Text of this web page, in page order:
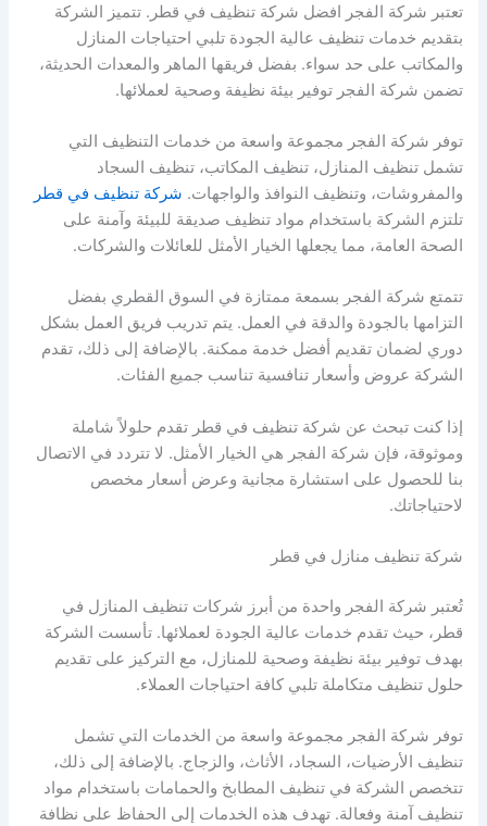
تعتبر شركة الفجر افضل شركة تنظيف في قطر. تتميز الشركة
بتقديم خدمات تنظيف عالية الجودة تلبي احتياجات المنازل
والمكاتب على حد سواء. بفضل فريقها الماهر والمعدات الحديثة،
تضمن شركة الفجر توفير بيئة نظيفة وصحية لعملائها.
توفر شركة الفجر مجموعة واسعة من خدمات التنظيف التي
تشمل تنظيف المنازل، تنظيف المكاتب، تنظيف السجاد
والمفروشات، وتنظيف النوافذ والواجهات. شركة تنظيف في قطر
تلتزم الشركة باستخدام مواد تنظيف صديقة للبيئة وآمنة على
الصحة العامة، مما يجعلها الخيار الأمثل للعائلات والشركات.
تتمتع شركة الفجر بسمعة ممتازة في السوق القطري بفضل
التزامها بالجودة والدقة في العمل. يتم تدريب فريق العمل بشكل
دوري لضمان تقديم أفضل خدمة ممكنة. بالإضافة إلى ذلك، تقدم
الشركة عروض وأسعار تنافسية تناسب جميع الفئات.
إذا كنت تبحث عن شركة تنظيف في قطر تقدم حلولاً شاملة
وموثوقة، فإن شركة الفجر هي الخيار الأمثل. لا تتردد في الاتصال
بنا للحصول على استشارة مجانية وعرض أسعار مخصص
لاحتياجاتك.
شركة تنظيف منازل في قطر
تُعتبر شركة الفجر واحدة من أبرز شركات تنظيف المنازل في
قطر، حيث تقدم خدمات عالية الجودة لعملائها. تأسست الشركة
بهدف توفير بيئة نظيفة وصحية للمنازل، مع التركيز على تقديم
حلول تنظيف متكاملة تلبي كافة احتياجات العملاء.
توفر شركة الفجر مجموعة واسعة من الخدمات التي تشمل
تنظيف الأرضيات، السجاد، الأثاث، والزجاج. بالإضافة إلى ذلك،
تتخصص الشركة في تنظيف المطابخ والحمامات باستخدام مواد
تنظيف آمنة وفعالة. تهدف هذه الخدمات إلى الحفاظ على نظافة